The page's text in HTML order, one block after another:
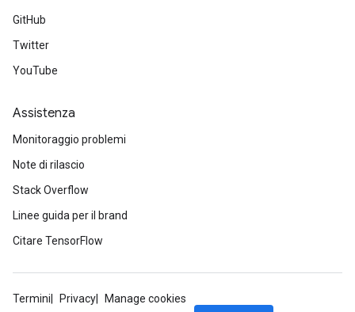
GitHub
Twitter
YouTube
Assistenza
Monitoraggio problemi
Note di rilascio
Stack Overflow
Linee guida per il brand
Citare TensorFlow
Termini Privacy Manage cookies